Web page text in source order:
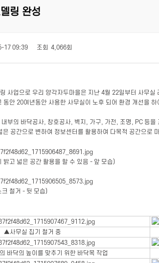
링 완성
17 09:39 조회 4,066회
사업으로 우리 양각자두마을은 지난 4월 22일부터 사무실
동안 20여년동안 사용한 사무실이 노후 되어 환경 개선을
부의 바닥공사, 창호공사, 벽지, 가구, 가전, 조명, PC 등
은 공간으로 변하여 정보센터를 활용하여 다목적 공간으로
고 넓은 공간 활용을 할 수 있음 - 앞 모습)
철거 - 뒷 모습)
▲사무실 집기 철거 중
바닥의 높이를 맞추기 위한 바닥목 작업